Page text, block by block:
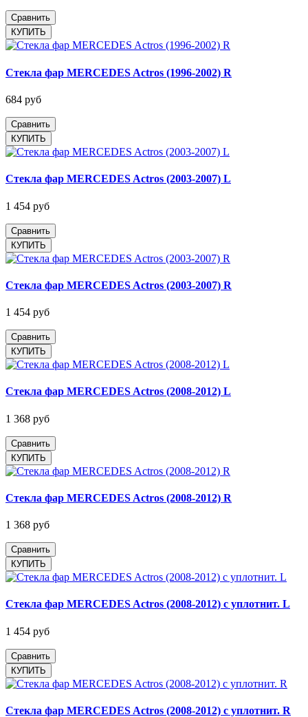
Сравнить
Стекла фар MERCEDES Actros (1996-2002) R
684 руб
Сравнить
Стекла фар MERCEDES Actros (2003-2007) L
1 454 руб
Сравнить
Стекла фар MERCEDES Actros (2003-2007) R
1 454 руб
Сравнить
Стекла фар MERCEDES Actros (2008-2012) L
1 368 руб
Сравнить
Стекла фар MERCEDES Actros (2008-2012) R
1 368 руб
Сравнить
Стекла фар MERCEDES Actros (2008-2012) с уплотнит. L
1 454 руб
Сравнить
Стекла фар MERCEDES Actros (2008-2012) с уплотнит. R